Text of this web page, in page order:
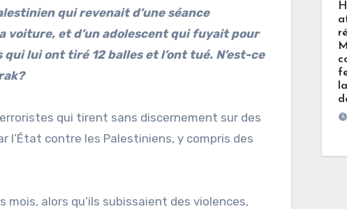
qui revenait d’une séance
voiture, et d’un adolescent qui fuyait pour
lui ont tiré 12 balles et l’ont tué. N’est-ce
qui tirent sans discernement sur des
contre les Palestiniens, y compris des
alors qu’ils subissaient des violences,